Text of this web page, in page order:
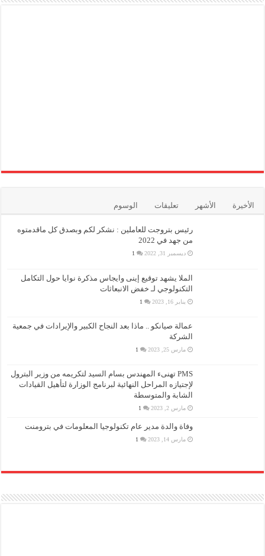
الأخيرة الأشهر تعليقات الوسوم
رئيس بتروجت للعاملين : نشكر لكم وبصدق كل ماقدمتوه
من جهد في 2022
ديسمبر 31, 2022 1
الملا يشهد توقيع إينى وايجاس مذكرة نوايا حول التكامل
التكنولوجي لـ خفض الانبعاثات
يناير 16, 2023 1
عمالة صيانكو .. ماذا بعد النجاح الكبير والإيرادات في جمعية
الشركة
مارس 25, 2023 1
PMS تهنىء المهندس بسام السيد لتكريمه من وزير البترول
لإجتيازه المراحل النهائية لبرنامج الوزارة لتأهيل القيادات
الشابة والمتوسطة
مارس 2, 2023 1
وفاة والدة مدير عام تكنولوجيا المعلومات في بترومنت
مارس 14, 2023 1